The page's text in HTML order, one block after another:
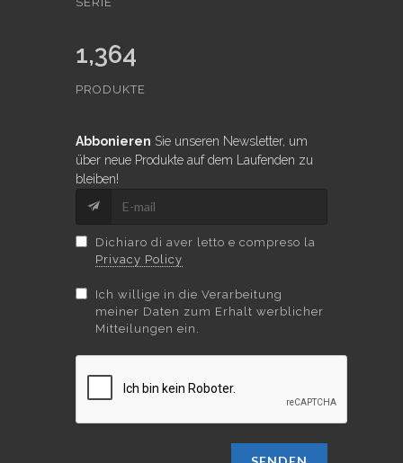
1,364
PRODUKTE
Abbonieren Sie unseren Newsletter, um
über neue Produkte auf dem Laufenden zu
bleiben!
Dichiaro di aver letto e compreso la
Privacy Policy
Ich willige in die Verarbeitung
meiner Daten zum Erhalt werblicher
Mitteilungen ein.